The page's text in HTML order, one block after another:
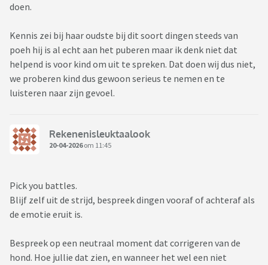
doen.
Kennis zei bij haar oudste bij dit soort dingen steeds van
poeh hij is al echt aan het puberen maar ik denk niet dat
helpend is voor kind om uit te spreken. Dat doen wij dus niet,
we proberen kind dus gewoon serieus te nemen en te
luisteren naar zijn gevoel.
Rekenenisleuktaalook
20-04-2026om 11:45
Pick you battles.
Blijf zelf uit de strijd, bespreek dingen vooraf of achteraf als
de emotie eruit is.
Bespreek op een neutraal moment dat corrigeren van de
hond. Hoe jullie dat zien, en wanneer het wel een niet